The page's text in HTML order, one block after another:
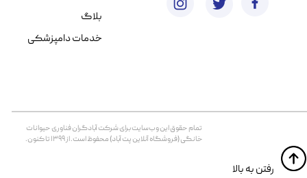
تمام حقوق اين وب‌سايت برای شرکت آبادگران فناوری حیوانات
خانگی (فروشگاه آنلاین پت آباد) محفوظ است. از ۱۳۹۹ تا کنون.
​​رفتن به بالا
بلاگ
خدمات دامپزشکی